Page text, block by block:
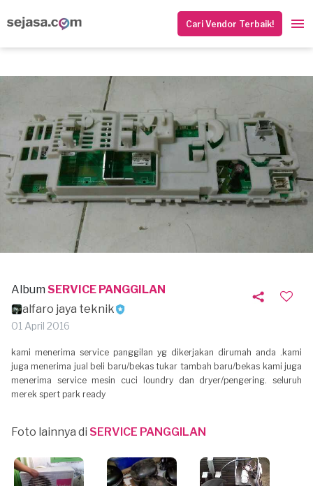
Cari Vendor Terbaik!
Album SERVICE PANGGILAN
alfaro jaya teknik
01 April 2016
kami menerima service panggilan yg dikerjakan dirumah anda .kami
juga menerima jual beli baru/bekas tukar tambah baru/bekas kami juga
menerima service mesin cuci loundry dan dryer/pengering. seluruh
merek spert park ready
Foto lainnya di SERVICE PANGGILAN